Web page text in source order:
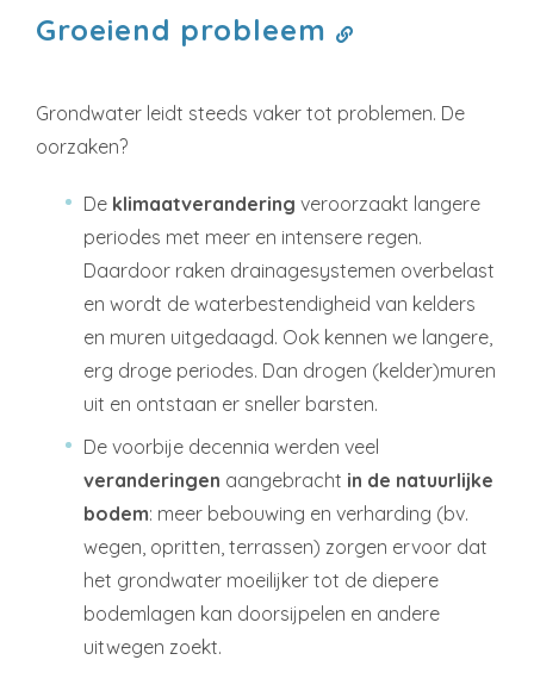
Groeiend probleem
Grondwater leidt steeds vaker tot problemen. De
oorzaken?
De klimaatverandering veroorzaakt langere
periodes met meer en intensere regen.
Daardoor raken drainagesystemen overbelast
en wordt de waterbestendigheid van kelders
en muren uitgedaagd. Ook kennen we langere,
erg droge periodes. Dan drogen (kelder)muren
uit en ontstaan er sneller barsten.
De voorbije decennia werden veel
veranderingen aangebracht in de natuurlijke
bodem: meer bebouwing en verharding (bv.
wegen, opritten, terrassen) zorgen ervoor dat
het grondwater moeilijker tot de diepere
bodemlagen kan doorsijpelen en andere
uitwegen zoekt.